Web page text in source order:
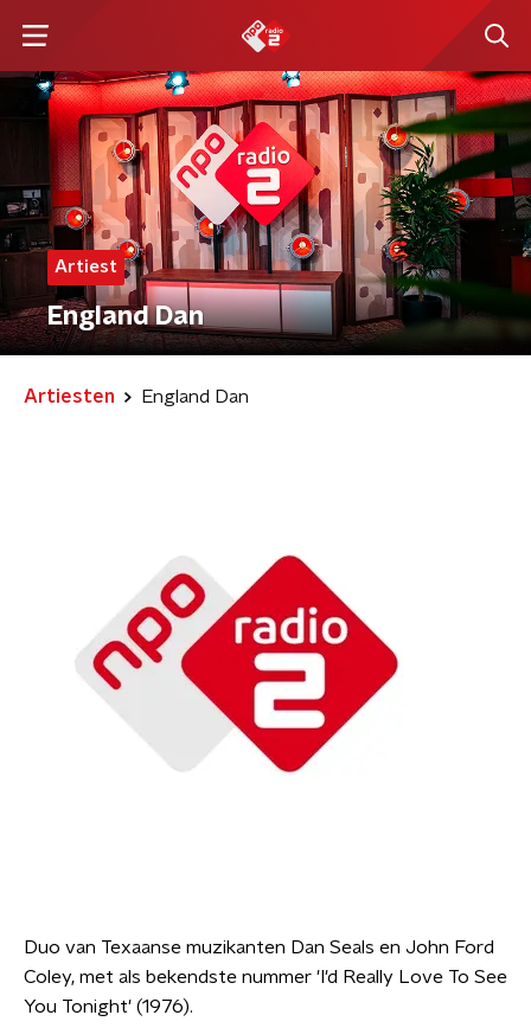
Artiest
England Dan
Artiesten England Dan
Duo van Texaanse muzikanten Dan Seals en John Ford
Coley, met als bekendste nummer 'I'd Really Love To See
You Tonight' (1976).